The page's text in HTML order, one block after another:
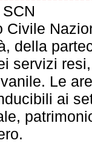
Civile
della
servizi
Le
ai